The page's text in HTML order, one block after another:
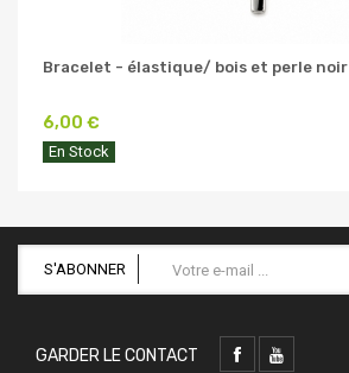
Bracelet - élastique/ bois et perle noir
6,00 €
En Stock
S'ABONNER
GARDER LE CONTACT